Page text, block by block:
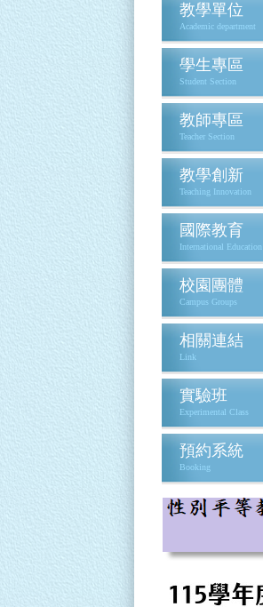
教學單位
Academic department
學生專區
Student Section
教師專區
Teacher Section
教學創新
Teaching Innovation
國際教育
International Education
校園團體
Campus Groups
相關連結
Link
實驗班
Experimental Class
預約系統
Booking